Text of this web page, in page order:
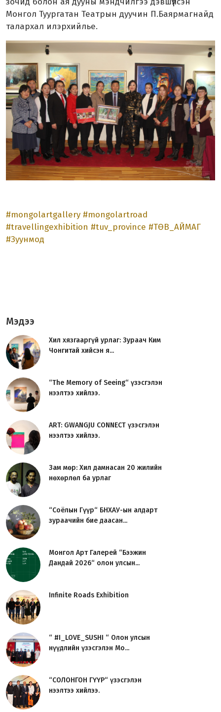
Монгол Туургатан Театрын дуучин П.Баярмагнайд
талархал илэрхийлье.
#mongolartgallery #mongolartroad
#travellingexhibition #tuv_province #ТӨВ_АЙМАГ
#Зуунмод
Мэдээ
Хил хязгааргүй урлаг: Зураач Ким
Чонгитай хийсэн я...
“The Memory of Seeing“ үзэсгэлэн
нээлтээ хийлээ.
ART: GWANGJU CONNECT үзэсгэлэн
нээлтээ хийлээ.
Зам мөр: Хил дамнасан 20 жилийн
нөхөрлөл ба урлаг
“Соёлын Гүүр“ БНХАУ-ын алдарт
зураачийн бие даасан...
Монгол Арт Галерей “Бээжин
Дандай 2026“ олон улсын...
Infinite Roads Exhibition
“ #I_LOVE_SUSHI “ Олон улсын
нүүдлийн үзэсгэлэн Мо...
“СОЛОНГОН ГҮҮР“ үзэсгэлэн
нээлтээ хийлээ.